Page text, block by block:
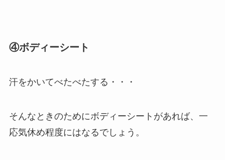
④ボディーシート
汗をかいてべたべたする・・・
そんなときのためにボディーシートがあれば、一
応気休め程度にはなるでしょう。